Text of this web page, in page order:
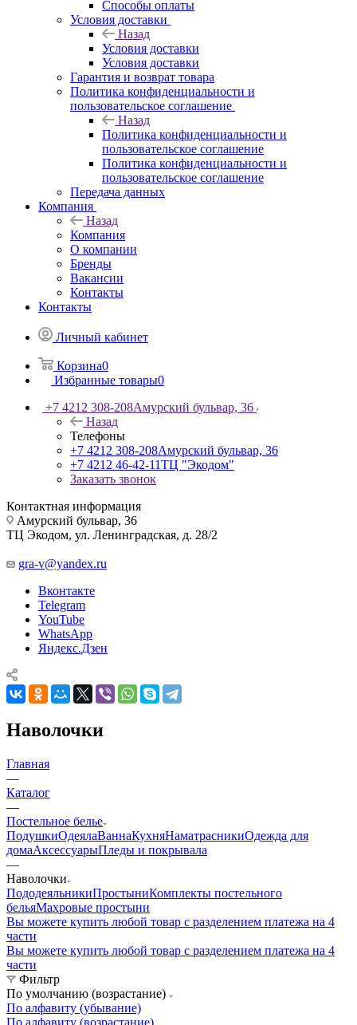
Способы оплаты
Условия доставки
Назад
Условия доставки
Условия доставки
Гарантия и возврат товара
Политика конфиденциальности и
пользовательское соглашение
Назад
Политика конфиденциальности и
пользовательское соглашение
Политика конфиденциальности и
пользовательское соглашение
Передача данных
Компания
Назад
Компания
О компании
Бренды
Вакансии
Контакты
Контакты
Личный кабинет
Корзина0
Избранные товары0
+7 4212 308-208Амурский бульвар, 36
Назад
Телефоны
+7 4212 308-208Амурский бульвар, 36
+7 4212 46-42-11ТЦ "Экодом"
Заказать звонок
Контактная информация
Амурский бульвар, 36
ТЦ Экодом, ул. Ленинградская, д. 28/2
gra-v@yandex.ru
Вконтакте
Telegram
YouTube
WhatsApp
Яндекс.Дзен
Наволочки
Главная
—
Каталог
—
Постельное белье
ПодушкиОдеялаВаннаКухняНаматрасникиОдежда для
домаАксессуарыПледы и покрывала
—
Наволочки
ПододеяльникиПростыниКомплекты постельного
бельяМахровые простыни
Вы можете купить любой товар с разделением платежа на 4
части
Вы можете купить любой товар с разделением платежа на 4
части
Фильтр
По умолчанию (возрастание)
По алфавиту (убывание)
По алфавиту (возрастание)